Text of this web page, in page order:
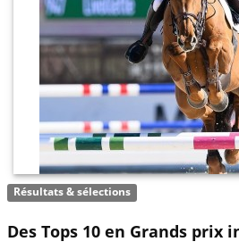
Résultats & sélections
Des Tops 10 en Grands